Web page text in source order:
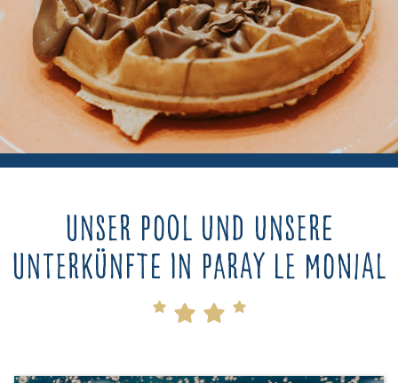
Unser Pool und unsere
Unterkünfte in Paray le Monial